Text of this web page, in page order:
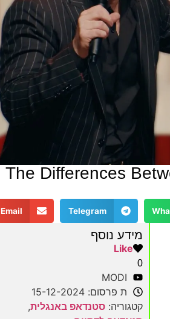
The Differences
Telegram
Email
מידע נוסף
Like
0
MODI
ת פרסום: 15-12-2024
קטגוריה: סטנדאפ באנגלית,